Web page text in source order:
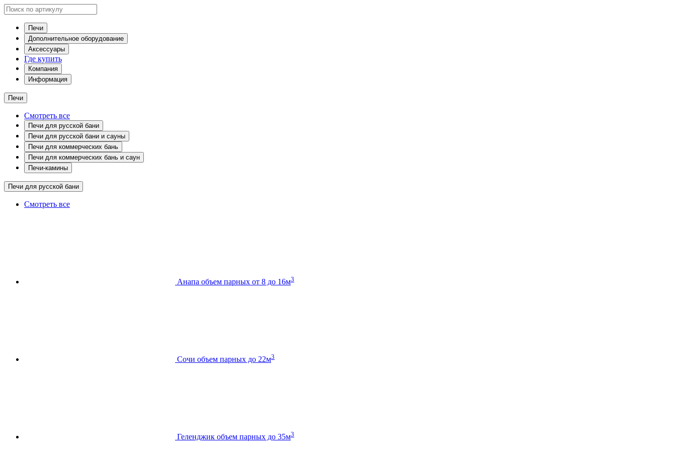
Печи
Дополнительное оборудование
Аксессуары
Где купить
Компания
Информация
Печи
Смотреть все
Печи для русской бани
Печи для русской бани и сауны
Печи для коммерческих бань
Печи для коммерческих бань и саун
Печи-камины
Печи для русской бани
Смотреть все
Анапа объем парных от 8 до 16м3
Сочи объем парных до 22м3
Геленджик объем парных до 35м3